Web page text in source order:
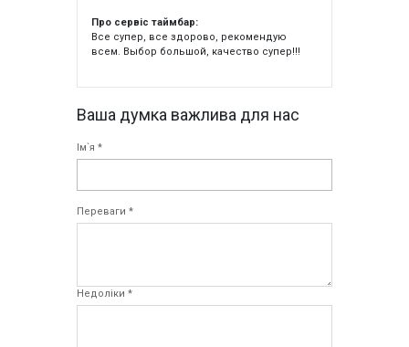
Про сервіс таймбар:
Все супер, все здорово, рекомендую
всем. Выбор большой, качество супер!!!
Ваша думка важлива для нас
Ім`я *
Переваги *
Недоліки *